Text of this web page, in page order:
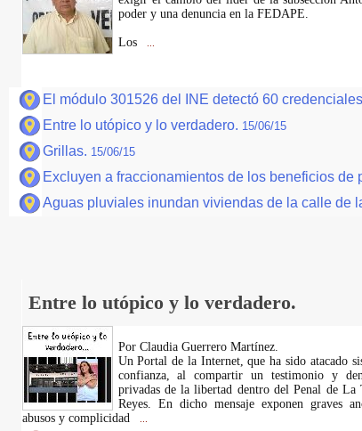
poder y una denuncia en la FEDAPE.
Los
El módulo 301526 del INE detectó 60
Entre lo utópico y lo verdadero. 15/06/15
Grillas. 15/06/15
Excluyen a fraccionamientos de los beneficios de
Aguas pluviales inundan viviendas de la calle de
Entre lo utópico y lo verdadero.
Por Claudia Guerrero Martínez.
​Un Portal de la Internet, que ha sido atacado
confianza, al compartir un testimonio y
privadas de la libertad dentro del Penal de
Reyes. En dicho mensaje exponen graves
abusos y complicidad